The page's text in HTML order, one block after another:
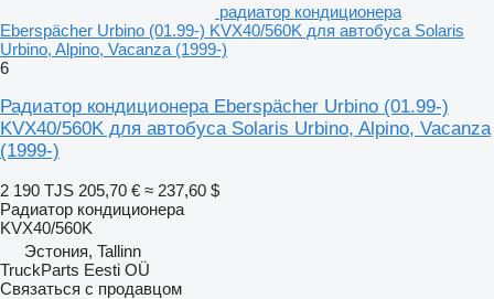
радиатор кондиционера
Eberspächer Urbino (01.99-) KVX40/560K для автобуса Solaris
Urbino, Alpino, Vacanza (1999-)
6
Радиатор кондиционера Eberspächer Urbino (01.99-)
KVX40/560K для автобуса Solaris Urbino, Alpino, Vacanza
(1999-)
2 190 TJS 205,70 € ≈ 237,60 $
Радиатор кондиционера
KVX40/560K
Эстония, Tallinn
TruckParts Eesti OÜ
Связаться с продавцом